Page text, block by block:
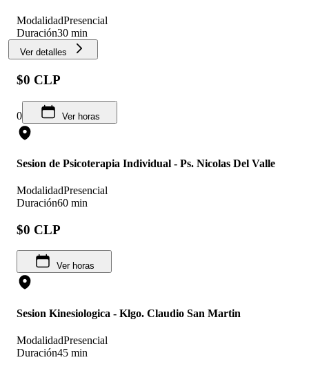
ModalidadPresencial
Duración30 min
Ver detalles
$0 CLP
0 Ver horas
Sesion de Psicoterapia Individual - Ps. Nicolas Del Valle
ModalidadPresencial
Duración60 min
$0 CLP
Ver horas
Sesion Kinesiologica - Klgo. Claudio San Martin
ModalidadPresencial
Duración45 min